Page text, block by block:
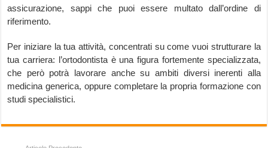
assicurazione, sappi che puoi essere multato dall’ordine di
riferimento.
Per iniziare la tua attività, concentrati su come vuoi strutturare la
tua carriera: l’ortodontista è una figura fortemente specializzata,
che però potrà lavorare anche su ambiti diversi inerenti alla
medicina generica, oppure completare la propria formazione con
studi specialistici.